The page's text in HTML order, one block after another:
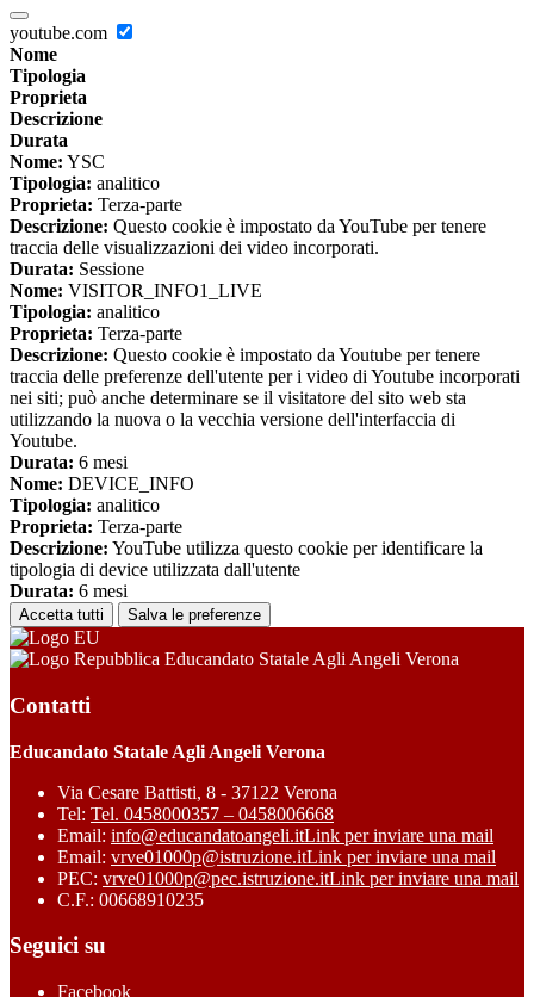
youtube.com
Nome
Tipologia
Proprieta
Descrizione
Durata
Nome: YSC
Tipologia: analitico
Proprieta: Terza-parte
Descrizione: Questo cookie è impostato da YouTube per tenere
traccia delle visualizzazioni dei video incorporati.
Durata: Sessione
Nome: VISITOR_INFO1_LIVE
Tipologia: analitico
Proprieta: Terza-parte
Descrizione: Questo cookie è impostato da Youtube per tenere
traccia delle preferenze dell'utente per i video di Youtube incorporati
nei siti; può anche determinare se il visitatore del sito web sta
utilizzando la nuova o la vecchia versione dell'interfaccia di
Youtube.
Durata: 6 mesi
Nome: DEVICE_INFO
Tipologia: analitico
Proprieta: Terza-parte
Descrizione: YouTube utilizza questo cookie per identificare la
tipologia di device utilizzata dall'utente
Durata: 6 mesi
Accetta tutti Salva le preferenze
Educandato Statale Agli Angeli Verona
Contatti
Educandato Statale Agli Angeli Verona
Via Cesare Battisti, 8 - 37122 Verona
Tel: Tel. 0458000357 – 0458006668
Email: info@educandatoangeli.itLink per inviare una mail
Email: vrve01000p@istruzione.itLink per inviare una mail
PEC: vrve01000p@pec.istruzione.itLink per inviare una mail
C.F.: 00668910235
Seguici su
Facebook